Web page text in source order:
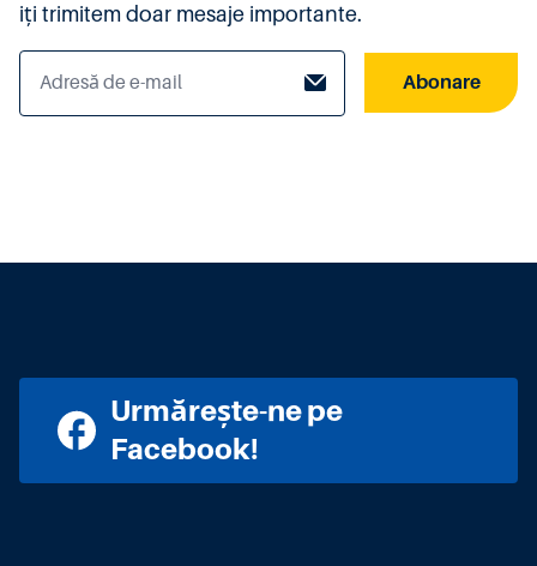
iți trimitem doar mesaje importante.
Abonare
Urmărește-ne pe
Facebook!